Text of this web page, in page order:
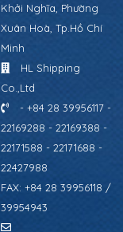
Khởi Nghĩa, Phường
Xuân Hoà, Tp.Hồ Chí
Minh
HL Shipping
Co.,Ltd
- +84 28 39956117 -
22169288 - 22169388 -
22171588 - 22171688 -
22427988
FAX: +84 28 39956118 /
39954943